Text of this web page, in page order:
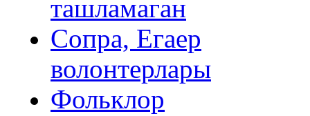
ташламаган
Сопра, Егаер
волонтерлары
Фольклор